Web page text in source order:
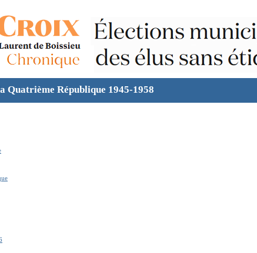
Quatrième République 1945-1958